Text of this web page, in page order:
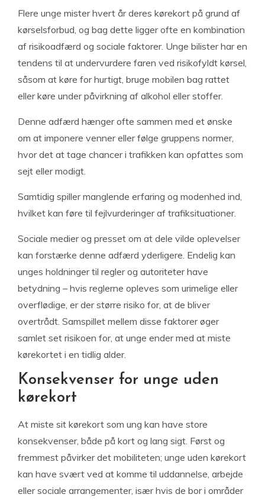
Flere unge mister hvert år deres kørekort på grund af
kørselsforbud, og bag dette ligger ofte en kombination
af risikoadfærd og sociale faktorer. Unge bilister har en
tendens til at undervurdere faren ved risikofyldt kørsel,
såsom at køre for hurtigt, bruge mobilen bag rattet
eller køre under påvirkning af alkohol eller stoffer.
Denne adfærd hænger ofte sammen med et ønske
om at imponere venner eller følge gruppens normer,
hvor det at tage chancer i trafikken kan opfattes som
sejt eller modigt.
Samtidig spiller manglende erfaring og modenhed ind,
hvilket kan føre til fejlvurderinger af trafiksituationer.
Sociale medier og presset om at dele vilde oplevelser
kan forstærke denne adfærd yderligere. Endelig kan
unges holdninger til regler og autoriteter have
betydning – hvis reglerne opleves som urimelige eller
overflødige, er der større risiko for, at de bliver
overtrådt. Samspillet mellem disse faktorer øger
samlet set risikoen for, at unge ender med at miste
kørekortet i en tidlig alder.
Konsekvenser for unge uden
kørekort
At miste sit kørekort som ung kan have store
konsekvenser, både på kort og lang sigt. Først og
fremmest påvirker det mobiliteten; unge uden kørekort
kan have svært ved at komme til uddannelse, arbejde
eller sociale arrangementer, især hvis de bor i områder